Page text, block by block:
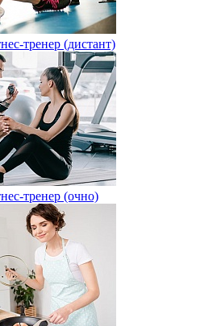
тренер (дистант)
тренер (очно)